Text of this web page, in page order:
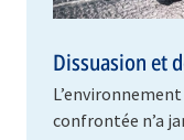
Dissuasion et
confrontée n’a